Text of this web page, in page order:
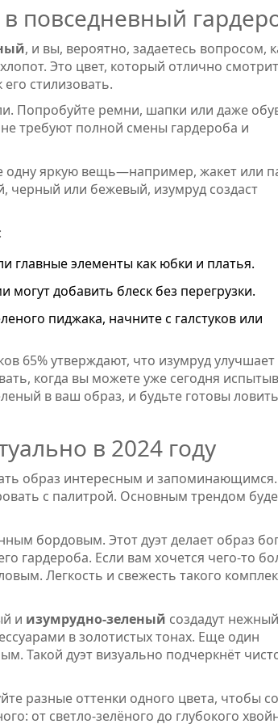
повседневный
, и вы, вероятно, задаетесь вопросом,
Это цвет, который отлично
стилизовать.
Попробуйте ремни, шапки или даже
требуют полной смены гардероба и
одну яркую вещь—например, жакет или
черный или бежевый, изумруд создаст
главные элементы как юбки и платья.
добавить блеск без перегрузки.
пиджака, начните с галстуков или
65% утверждают, что изумруд улучшает
когда вы можете уже сегодня
в ваш образ, и будьте готовы
в 2024 году
образ интересным и
с палитрой. Основным трендом
бордoвым. Этот дуэт делает образ
гардероба. Если вам хочется чего-то
Легкость и свежесть такого
и изумрудно-зеленый создадут
в золотистых тонах. Еще один
Такой дуэт визуально подчеркнёт
разные оттенки одного цвета, чтобы
от светло-зелёного до глубокого